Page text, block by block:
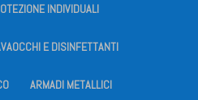
INDIVIDUALI
E DISINFETTANTI
ARMADI METALLICI